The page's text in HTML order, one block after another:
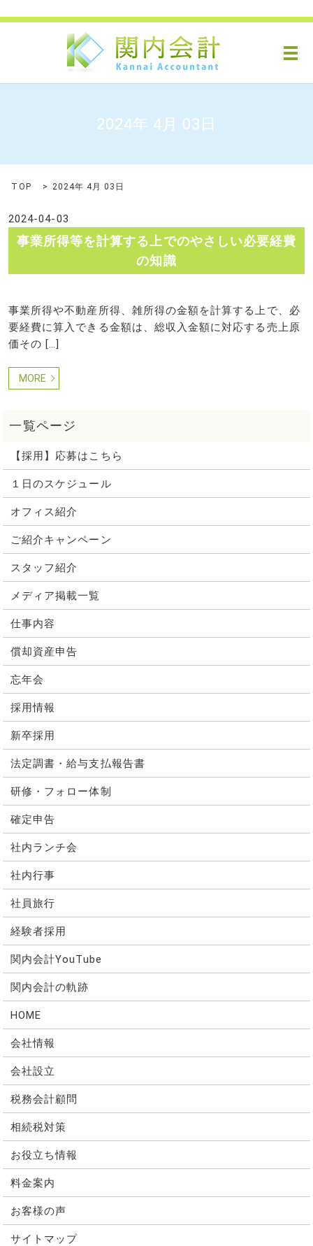
メ
2024年 4月 03日
TOP 2024年 4月 03日
2024-04-03
事業所得等を計算する上でのやさしい必要経費
の知識
事業所得や不動産所得、雑所得の金額を計算する上で、必
要経費に算入できる金額は、総収入金額に対応する売上原
価その […]
MORE
【採用】応募はこちら
１日のスケジュール
オフィス紹介
ご紹介キャンペーン
スタッフ紹介
メディア掲載一覧
仕事内容
償却資産申告
忘年会
採用情報
新卒採用
法定調書・給与支払報告書
研修・フォロー体制
確定申告
社内ランチ会
社内行事
社員旅行
経験者採用
関内会計YouTube
関内会計の軌跡
HOME
会社情報
会社設立
税務会計顧問
相続税対策
お役立ち情報
料金案内
お客様の声
サイトマップ